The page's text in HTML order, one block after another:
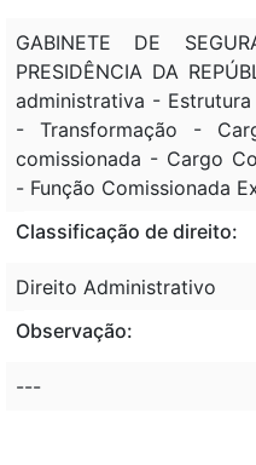
GABINETE DE
PRESIDÊNCIA DA
administrativa -
- Transformação -
comissionada - Cargo
- Função Comissionada
Classificação de direito:
Direito Administrativo
Observação:
---